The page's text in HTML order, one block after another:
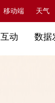
移动端 天气
动 数据